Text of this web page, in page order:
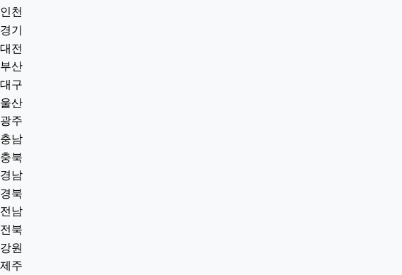
인천
경기
대전
부산
대구
울산
광주
충남
충북
경남
경북
전남
전북
강원
제주